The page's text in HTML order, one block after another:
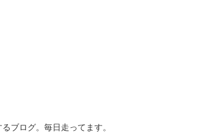
ブログ。毎日走ってます。